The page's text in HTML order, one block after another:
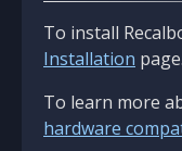
To install
Installation page.
To learn more
hardware